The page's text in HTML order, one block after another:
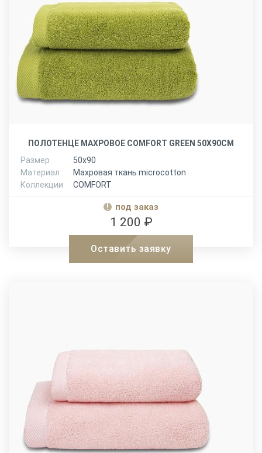
ПОЛОТЕНЦЕ МАХРОВОЕ COMFORT GREEN 50Х90СМ
Размер
50х90
Материал
Махровая ткань microcotton
Коллекции
COMFORT
под заказ
1 200 ₽
Оставить заявку